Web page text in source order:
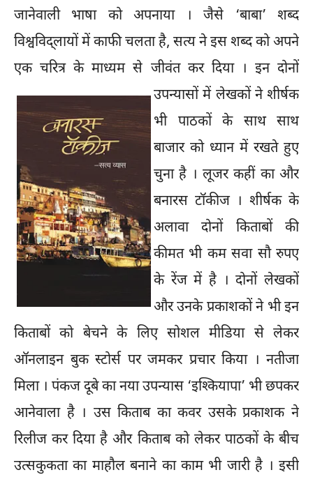
जानेवाली भाषा को अपनाया । जैसे ‘बाबा’ शब्द
विश्वविद्लायों में काफी चलता है, सत्य ने इस शब्द को अपने
एक चरित्र के माध्यम से जीवंत कर दिया । इन दोनों
उपन्यासों में लेखकों ने शीर्षक
भी पाठकों के साथ साथ
बाजार को ध्यान में रखते हुए
चुना है । लूजर कहीं का और
बनारस टॉकीज । शीर्षक के
अलावा दोनों किताबों की
कीमत भी कम सवा सौ रुपए
के रेंज में है । दोनों लेखकों
और उनके प्रकाशकों ने भी इन
किताबों को बेचने के लिए सोशल मीडिया से लेकर
ऑनलाइन बुक स्टोर्स पर जमकर प्रचार किया । नतीजा
मिला । पंकज दूबे का नया उपन्यास ‘इश्कियापा’ भी छपकर
आनेवाला है । उस किताब का कवर उसके प्रकाशक ने
रिलीज कर दिया है और किताब को लेकर पाठकों के बीच
उत्सकुकता का माहौल बनाने का काम भी जारी है । इसी